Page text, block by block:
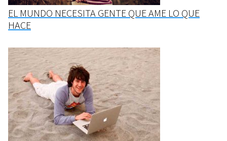
EL MUNDO NECESITA GENTE QUE AME LO QUE
HACE